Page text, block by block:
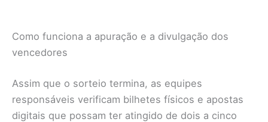
Como funciona a apuração e a divulgação dos
vencedores
Assim que o sorteio termina, as equipes
responsáveis verificam bilhetes físicos e apostas
digitais que possam ter atingido de dois a cinco